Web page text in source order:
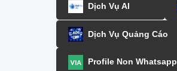
Dịch Vụ AI
Dịch Vụ Quảng Cáo
Profile Non Whatsapp